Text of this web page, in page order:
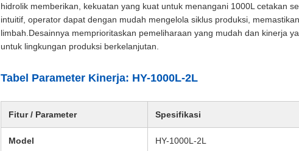
hidrolik memberikan, kekuatan yang kuat untuk menangani 1000L cetakan
intuitif, operator dapat dengan mudah mengelola siklus produksi,
limbah.Desainnya memprioritaskan pemeliharaan yang mudah dan kinerja
untuk lingkungan produksi berkelanjutan.
Tabel Parameter Kinerja: HY-1000L-2L
Fitur / Parameter Spesifikasi
Model HY-1000L-2L